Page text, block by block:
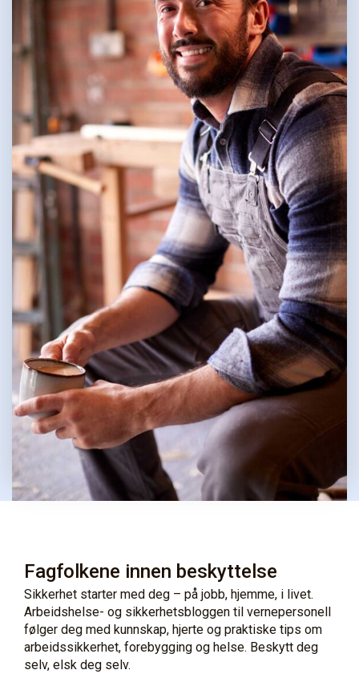
Fagfolkene innen beskyttelse
Sikkerhet starter med deg – på jobb, hjemme, i livet.
Arbeidshelse- og sikkerhetsbloggen til vernepersonell
følger deg med kunnskap, hjerte og praktiske tips om
arbeidssikkerhet, forebygging og helse. Beskytt deg
selv, elsk deg selv.